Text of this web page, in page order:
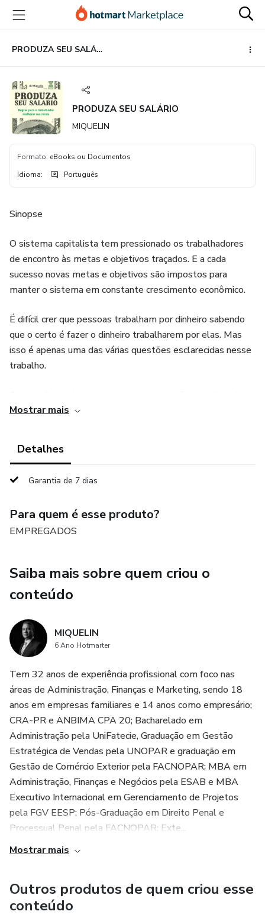
para
conteúdo
principal
para
pagamento
para
rodapé
PRODUZA SEU SALÁRIO
PRODUZA SEU SALÁRIO
MIQUELIN
Formato: eBooks ou Documentos
Idioma: Português
Sinopse
O sistema capitalista tem pressionado os trabalhadores
de encontro às metas e objetivos traçados. E a cada
sucesso novas metas e objetivos são impostos para
manter o sistema em constante crescimento econômico.
É difícil crer que pessoas trabalham por dinheiro sabendo
que o certo é fazer o dinheiro trabalharem por elas. Mas
isso é apenas uma das várias questões esclarecidas nesse
trabalho.
no trabalho, na vida particular, valores, como começar e
mesmo fabrica.
Com uma linguagem simples e objetiva são apresentadas
conceitos para o leitor se tornar uma pessoa e profissional
melhores que, por consequência, produz melhorias na
Esse livro apresenta várias regras simples e que quando
praticadas aumentam significativamente a qualidade de
uma pessoa e profissional melhores e aumentar o próprio
salário só depende de você. Não perca essa chance.
Mostrar mais
Detalhes
Garantia de 7 dias
Para quem é esse produto?
EMPREGADOS
Saiba mais sobre quem criou o
conteúdo
MIQUELIN
6 Ano Hotmarter
Tem 32 anos de experiência profissional com foco nas
áreas de Administração, Finanças e Marketing, sendo 18
anos em empresas familiares e 14 anos como empresário;
CRA-PR e ANBIMA CPA 20; Bacharelado em
Administração pela UniFatecie, Graduação em Gestão
Estratégica de Vendas pela UNOPAR e graduação em
Gestão de Comércio Exterior pela FACNOPAR; MBA em
Administração, Finanças e Negócios pela ESAB e MBA
Executivo Internacional em Gerenciamento de Projetos
pela FGV EESP; Pós-Graduação em Direito Penal e
Processual Penal pela FACNOPAR; Exte...
Mostrar mais
Outros produtos de quem criou esse
conteúdo